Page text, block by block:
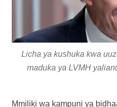
Licha ya kushuka kwa
maduka ya LVMH
Mmiliki wa kampuni ya